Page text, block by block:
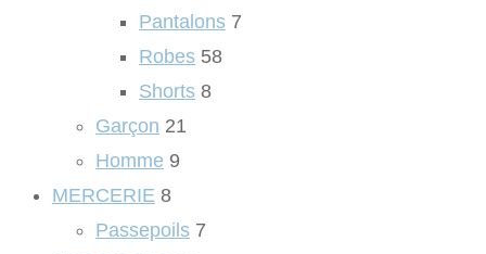
Pantalons 7
Robes 58
Shorts 8
Garçon 21
Homme 9
MERCERIE 8
Passepoils 7